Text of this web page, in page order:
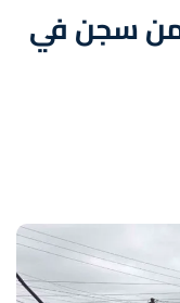
1500 نزيل من سجن في